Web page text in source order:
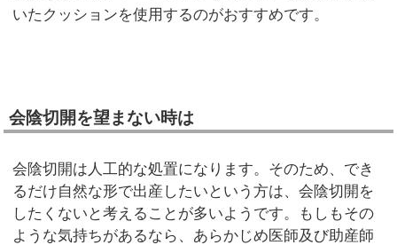
いたクッションを使用するのがおすすめです。
会陰切開を望まない時は
会陰切開は人工的な処置になります。そのため、でき
るだけ自然な形で出産したいという方は、会陰切開を
したくないと考えることが多いようです。もしもその
ような気持ちがあるなら、あらかじめ医師及び助産師